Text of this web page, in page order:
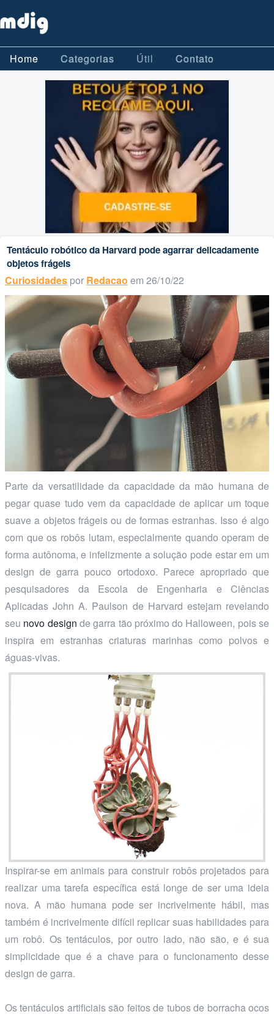
Home Categorias Útil Contato
Tentáculo robótico da Harvard pode agarrar delicadamente
objetos frágeis
Curiosidades por Redacao em 26/10/22
Parte da versatilidade da capacidade da mão humana de
pegar quase tudo vem da capacidade de aplicar um toque
suave a objetos frágeis ou de formas estranhas. Isso é algo
com que os robôs lutam, especialmente quando operam de
forma autônoma, e infelizmente a solução pode estar em um
design de garra pouco ortodoxo. Parece apropriado que
pesquisadores da Escola de Engenharia e Ciências
Aplicadas John A. Paulson de Harvard estejam revelando
seu novo design de garra tão próximo do Halloween, pois se
inspira em estranhas criaturas marinhas como polvos e
águas-vivas.
Inspirar-se em animais para construir robôs projetados para
realizar uma tarefa específica está longe de ser uma ideia
nova. A mão humana pode ser incrivelmente hábil, mas
também é incrivelmente difícil replicar suas habilidades para
um robô. Os tentáculos, por outro lado, não são, e é sua
simplicidade que é a chave para o funcionamento desse
design de garra.
Os tentáculos artificiais são feitos de tubos de borracha ocos